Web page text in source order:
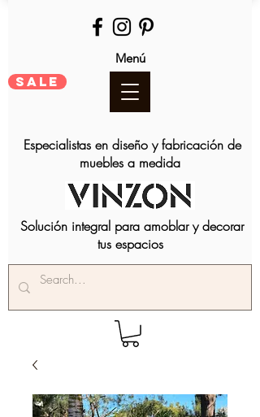
Menú
SALE
Especialistas en diseño y fabricación de
muebles a medida
Solución integral para amoblar y decorar
tus espacios